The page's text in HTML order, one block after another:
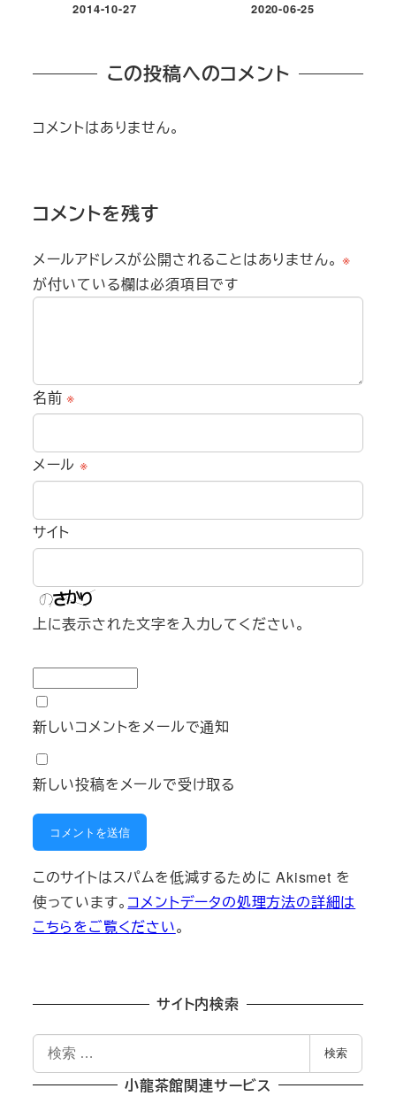
投稿日
2014-10-27
投稿日
2020-06-25
この投稿へのコメント
コメントはありません。
コメントを残す
メールアドレスが公開されることはありません。 ※
が付いている欄は必須項目です
名前※
メール ※
サイト
上に表示された文字を入力してください。
新しいコメントをメールで通知
新しい投稿をメールで受け取る
このサイトはスパムを低減するために Akismet を
使っています。 コメントデータの処理方法の詳細は
こちらをご覧ください。
サイト内検索
検
索
検索
小龍茶館関連サービス